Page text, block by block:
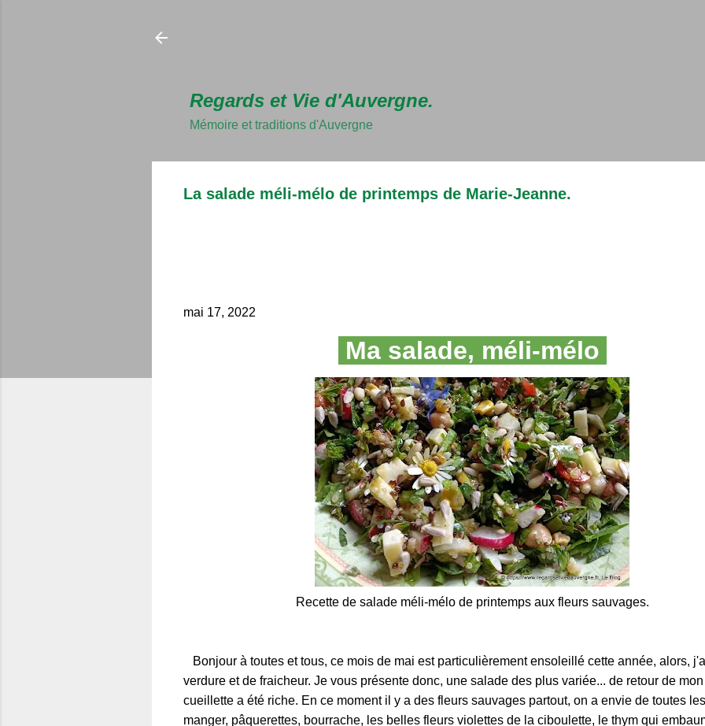
Regards et Vie d'Auvergne.
Mémoire et traditions d'Auvergne
La salade méli-mélo de printemps de Marie-Jeanne.
mai 17, 2022
Ma salade, méli-mélo
Recette de salade méli-mélo de printemps aux fleurs sauvages.
Bonjour à toutes et tous, ce mois de mai est particulièrement ensoleillé cette année, alors,
verdure et de fraicheur. Je vous présente donc, une salade des plus variée... de retour de
cueillette a été riche. En ce moment il y a des fleurs sauvages partout, on a envie de toutes les
manger, pâquerettes, bourrache, les belles fleurs violettes de la ciboulette, le thym qui